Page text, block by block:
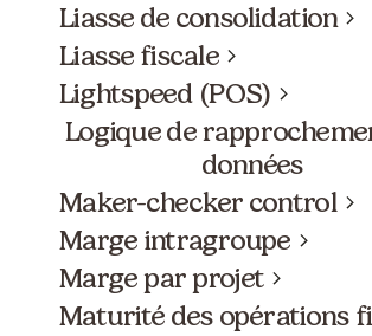
Liasse de consolidation
Liasse fiscale
Lightspeed (POS)
Logique de
données
Maker-checker control
Marge intragroupe
Marge par projet
Maturité des opérations